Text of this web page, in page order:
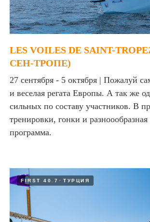
LES VOILES DE SAINT-
СЕН-ТРОПЕ)
27 сентября - 5 октября | Пожалуй
и веселая регата Европы. А так же
сильных по составу участников. В
тренировки, гонки и разноообразная
программа.
FIRST 40.7 ТУРЦИЯ